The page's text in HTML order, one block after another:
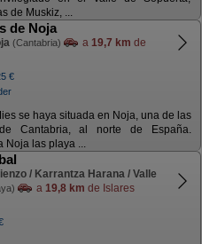
de Muskiz, ...
de Noja
(Cantabria) a 19,7 km de
€
se haya situada en Noja, una de las
Cantabria, al norte de España.
Noja las playa ...
/ Karrantza Harana / Valle
a 19,8 km de Islares